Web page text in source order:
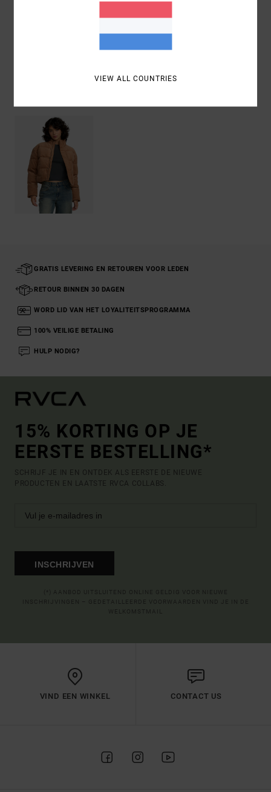
GRATIS LEVERING EN RETOUREN VOOR LEDEN
RETOUR BINNEN 30 DAGEN
WORD LID VAN HET LOYALITEITSPROGRAMMA
100% VEILIGE BETALING
HULP NODIG?
15% KORTING OP JE
EERSTE BESTELLING*
SCHRIJF JE IN EN ONTDEK ALS EERSTE DE NIEUWE
PRODUCTEN EN LAATSTE RVCA COLLABS.
INSCHRIJVEN
VIND EEN WINKEL CONTACT US
VIEW ALL COUNTRIES